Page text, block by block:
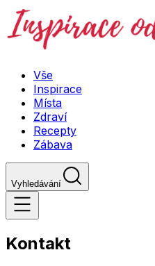
Vše
Inspirace
Místa
Zdraví
Recepty
Zábava
Vyhledávání
Kontakt